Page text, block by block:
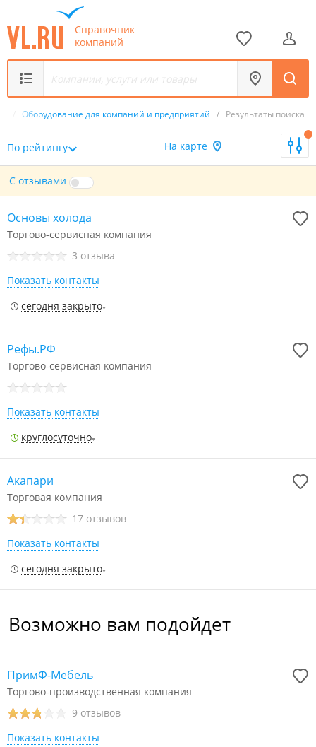
Справочник
компаний
Оборудование для компаний и предприятий / Результаты поиска
По рейтингу На карте
С отзывами
Основы холода
Торгово-сервисная компания
3 отзыва
Показать контакты
сегодня закрыто
Рефы.РФ
Торгово-сервисная компания
Показать контакты
круглосуточно
Акапари
Торговая компания
17 отзывов
Показать контакты
сегодня закрыто
Возможно вам подойдет
ПримФ-Мебель
Торгово-производственная компания
9 отзывов
Показать контакты